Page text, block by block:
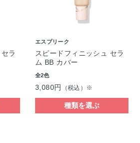
ラ
エスプリーク
スピードフィニッシュ セラ
ム BB カバー
全2色
3,080円 （税込）※
種類を選ぶ